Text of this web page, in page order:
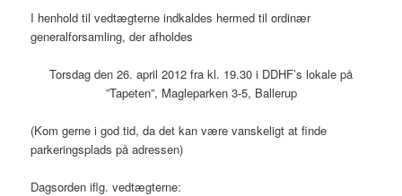
I henhold til vedtægterne indkaldes hermed til ordinær
generalforsamling, der afholdes
Torsdag den 26. april 2012 fra kl. 19.30 i DDHF’s lokale på
”Tapeten”, Magleparken 3-5, Ballerup
(Kom gerne i god tid, da det kan være vanskeligt at finde
parkeringsplads på adressen)
Dagsorden iflg. vedtægterne: